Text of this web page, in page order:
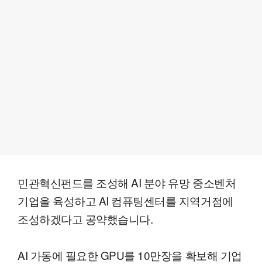
민관혁신펀드를 조성해 AI 분야 유망 중소벤처
기업을 육성하고 AI 컴퓨팅센터를 지역거점에
조성하겠다고 공약했습니다.
AI 가동에 필요한 GPU를 10만장을 확보해 기업